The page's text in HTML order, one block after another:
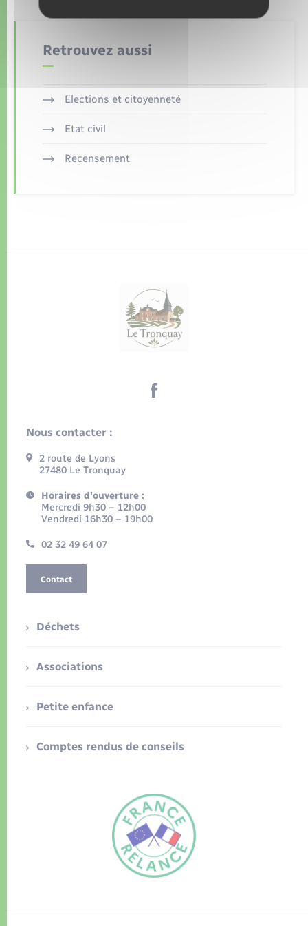
Retrouvez aussi
Elections et citoyenneté
Etat civil
Recensement
Nous contacter :
2 route de Lyons
27480 Le Tronquay
Horaires d'ouverture :
Mercredi 9h30 – 12h00
Vendredi 16h30 – 19h00
02 32 49 64 07
Contact
Déchets
Associations
Petite enfance
Comptes rendus de conseils